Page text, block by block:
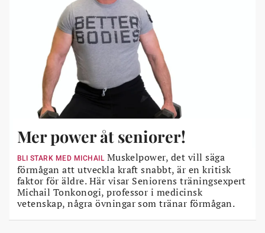
Mer power åt seniorer!
BLI STARK MED MICHAILMuskelpower, det vill säga
förmågan att utveckla kraft snabbt, är en kritisk
faktor för äldre. Här visar Seniorens träningsexpert
Michail Tonkonogi, professor i medicinsk
vetenskap, några övningar som tränar förmågan.